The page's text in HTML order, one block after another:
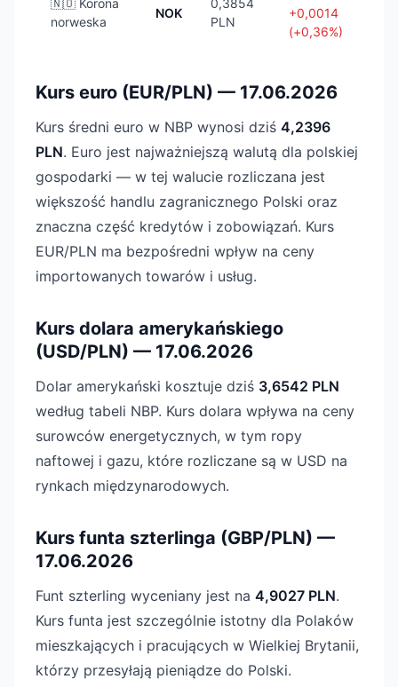
🇳🇴 Korona
norweska
NOK
0,3854
PLN
+0,0014
(+0,36%)
Kurs euro (EUR/PLN) — 17.06.2026
Kurs średni euro w NBP wynosi dziś 4,2396
PLN. Euro jest najważniejszą walutą dla polskiej
gospodarki — w tej walucie rozliczana jest
większość handlu zagranicznego Polski oraz
znaczna część kredytów i zobowiązań. Kurs
EUR/PLN ma bezpośredni wpływ na ceny
importowanych towarów i usług.
Kurs dolara amerykańskiego
(USD/PLN) — 17.06.2026
Dolar amerykański kosztuje dziś 3,6542 PLN
według tabeli NBP. Kurs dolara wpływa na ceny
surowców energetycznych, w tym ropy
naftowej i gazu, które rozliczane są w USD na
rynkach międzynarodowych.
Kurs funta szterlinga (GBP/PLN) —
17.06.2026
Funt szterling wyceniany jest na 4,9027 PLN.
Kurs funta jest szczególnie istotny dla Polaków
mieszkających i pracujących w Wielkiej Brytanii,
którzy przesyłają pieniądze do Polski.